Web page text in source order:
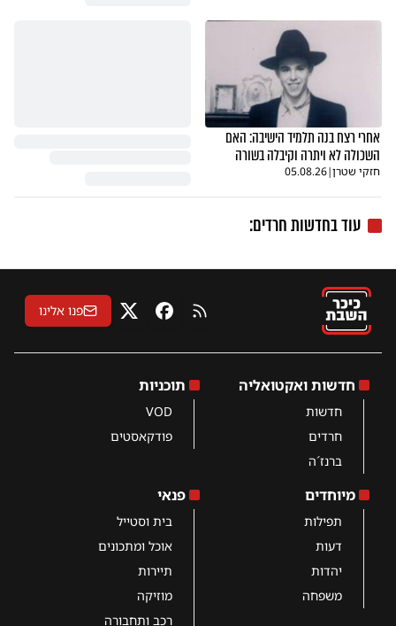
אחרי רצח בנה תלמיד הישיבה: האם
השכולה לא ויתרה וקיבלה בשורה
חזקי שטרן|
05.08.26
עוד בחדשות חרדים:
RSS פייסבוקX פנו אלינו
חדשות ואקטואליה
חדשות
חרדים
ברנז´ה
תוכניות
VOD
פודקאסטים
מיוחדים
תפילות
דעות
יהדות
משפחה
פנאי
בית וסטייל
אוכל ומתכונים
תיירות
מוזיקה
רכב ותחבורה